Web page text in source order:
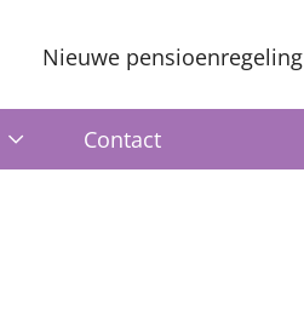
Nieuwe pensioenregeling
Contact